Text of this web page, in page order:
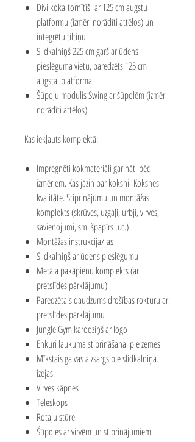
Divi koka tornītīši ar 125 cm augstu
platformu (izmēri norādīti attēlos) un
integrētu tiltiņu
Slidkalniņš 225 cm garš ar ūdens
pieslēguma vietu, paredzēts 125 cm
augstai platformai
Šūpoļu modulis Swing ar šūpolēm (izmēri
norādīti attēlos)
Kas iekļauts komplektā:
Impregnēti kokmateriāli garināti pēc
izmēriem. Kas jāzin par koksni-Koksnes
kvalitāte.Stiprinājumu un montāžas
komplekts (skrūves, uzgaļi, urbji, virves,
savienojumi, smilšpapīrs u.c.)
Montāžas instrukcija/ as
Slidkalniņš ar ūdens pieslēgumu
Metāla pakāpienu komplekts (ar
pretslīdes pārklājumu)
Paredzētais daudzums drošības rokturu ar
pretslīdes pārklājumu
Jungle Gym karodziņš ar logo
Enkuri laukuma stiprināšanai pie zemes
Mīkstais galvas aizsargs pie slidkalniņa
izejas
Virves kāpnes
Teleskops
Rotaļu stūre
Šūpoles ar virvēm un stiprinājumiem